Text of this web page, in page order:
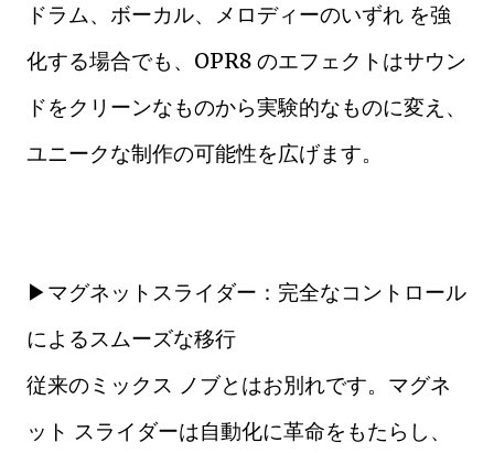
ドラム、ボーカル、メロディーのいずれ を強
化する場合でも、OPR8 のエフェクトはサウン
ドをクリーンなものから実験的なものに変え、
ユニークな制作の可能性を広げます。
▶マグネットスライダー：完全なコントロール
によるスムーズな移行
従来のミックス ノブとはお別れです。マグネ
ット スライダーは自動化に革命をもたらし、